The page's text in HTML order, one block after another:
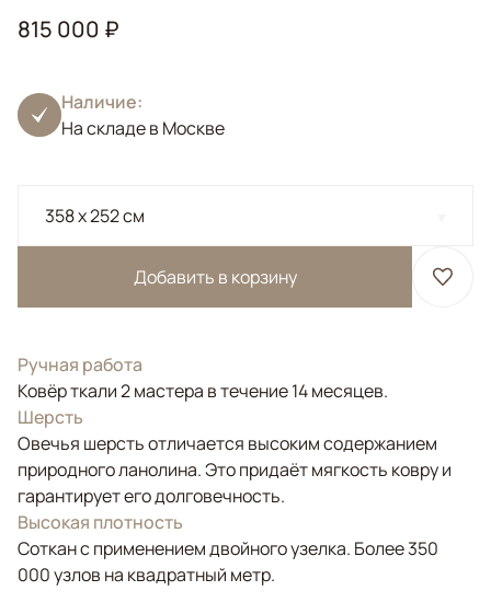
815 000 ₽
Наличие:
На складе в Москве
358 x 252 см
Добавить в корзину
Ручная работа
Ковёр ткали 2 мастера в течение 14 месяцев.
Шерсть
Овечья шерсть отличается высоким содержанием
природного ланолина. Это придаёт мягкость ковру и
гарантирует его долговечность.
Высокая плотность
Соткан с применением двойного узелка. Более 350
000 узлов на квадратный метр.